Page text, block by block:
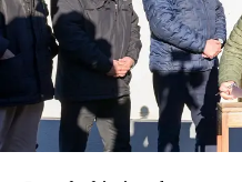
al admitir los hechos.
Suconducta
registrar
Estas
procedimiento abreviado,